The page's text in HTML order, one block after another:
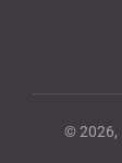
© 2026,